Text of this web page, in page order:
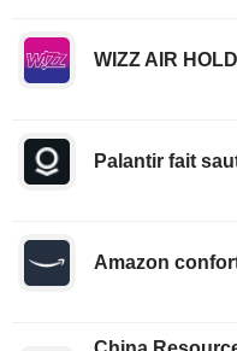
WIZZ AIR
Palantir fait
Amazon